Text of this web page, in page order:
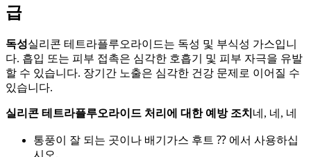
급
독성실리콘 테트라플루오라이드는 독성 및 부식성 가스입니
다. 흡입 또는 피부 접촉은 심각한 호흡기 및 피부 자극을 유발
할 수 있습니다. 장기간 노출은 심각한 건강 문제로 이어질 수
있습니다.
실리콘 테트라플루오라이드 처리에 대한 예방 조치 네, 네, 네
통풍이 잘 되는 곳이나 배기가스 후트 ⁇ 에서 사용하십
시오.